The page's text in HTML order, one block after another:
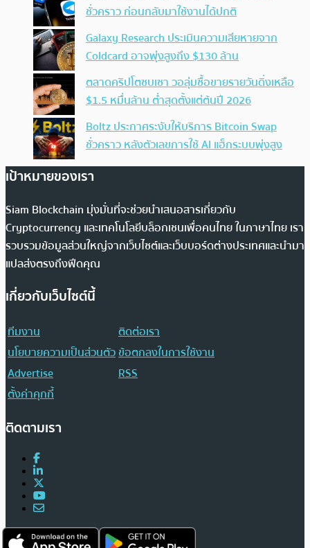
ชั่วคราว ก่อนกลับมาใช้งานได้ปกติ
Galaxy Research ประเมินความเสียหายจาก
Coldcard อาจพุ่งสูงถึง $130 ล้าน
ตลาดคริปโตซบเซา วอลุ่มซื้อขายรายวันดิ่งเหลือ
$1.5 หมื่นล้าน ต่ำสุดตั้งแต่ต้นปี 2026
Boltz ประกาศระงับให้บริการ Bitcoin Swap
ชั่วคราว หลังตัวเลขการใช้ AI แฮ็กระบบพุ่งสูง
เป้าหมายของเรา
Siam Blockchain มุ่งมั่นที่จะช่วยนำเสนอสารเกี่ยวกับ
Cryptocurrency และเทคโนโลยีบล็อกเชนเพื่อคนไทย ในภาษาไทย เรา
รวบรวมข้อมูลส่วนใหญ่จากเว็บไซต์และเว็บบอร์ดต่างประเทศและนำมา
แปลส่งตรงถึงฟีดคุณ
เกี่ยวกับเว็บไซต์นี้
ทีมงาน
ติดต่อเรา
นโยบายความเป็นส่วนตัวข้อตกลงในการใช้งาน
Advertise
RSS
ตั้งค่าคุกกี้
ติดตามเรา